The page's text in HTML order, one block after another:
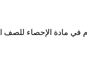
في مادة الإحصاء